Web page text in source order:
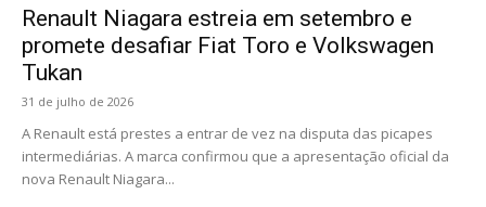
Renault Niagara estreia em setembro e
promete desafiar Fiat Toro e Volkswagen
Tukan
31 de julho de 2026
A Renault está prestes a entrar de vez na disputa das picapes
intermediárias. A marca confirmou que a apresentação oficial da
nova Renault Niagara...